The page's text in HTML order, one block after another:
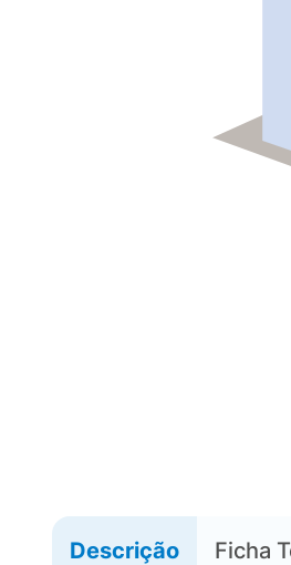
Descrição Ficha